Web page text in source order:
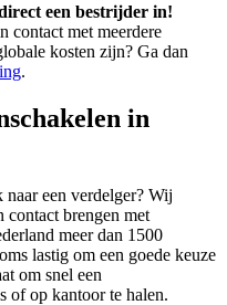
een bestrijder in!
contact met meerdere
kosten zijn? Ga dan
.
in
naar een verdelger? Wij
brengen met
meer dan 1500
lastig om een goede keuze
om snel een
of op kantoor te halen.